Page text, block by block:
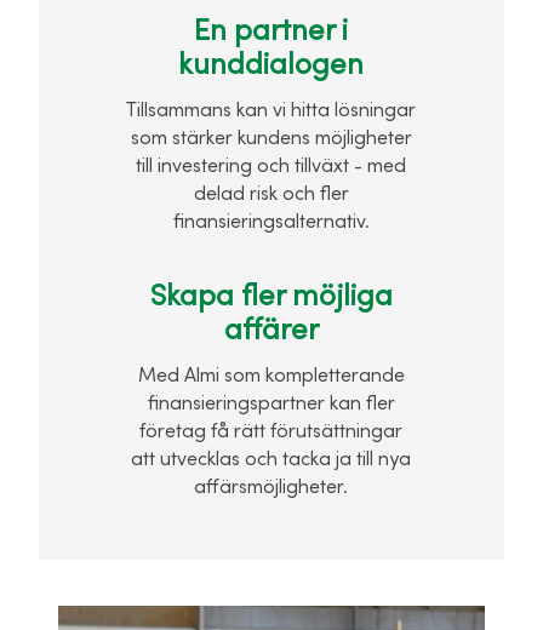
En partner i
kunddialogen
Tillsammans kan vi hitta lösningar
som stärker kundens möjligheter
till investering och tillväxt - med
delad risk och fler
finansieringsalternativ.
Skapa fler möjliga
affärer
Med Almi som kompletterande
finansieringspartner kan fler
företag få rätt förutsättningar
att utvecklas och tacka ja till nya
affärsmöjligheter.